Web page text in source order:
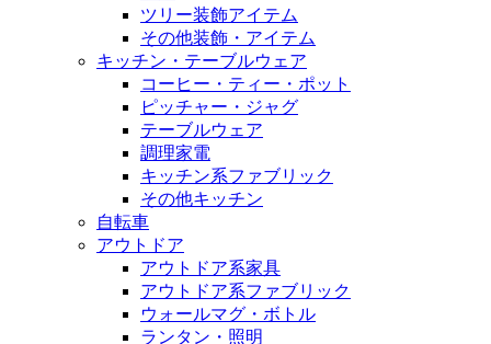
ツリー装飾アイテム
その他装飾・アイテム
キッチン・テーブルウェア
コーヒー・ティー・ポット
ピッチャー・ジャグ
テーブルウェア
調理家電
キッチン系ファブリック
その他キッチン
自転車
アウトドア
アウトドア系家具
アウトドア系ファブリック
ウォールマグ・ボトル
ランタン・照明